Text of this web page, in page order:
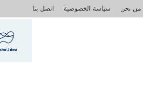
من نحن سياسة الخصوصية اتصل بنا